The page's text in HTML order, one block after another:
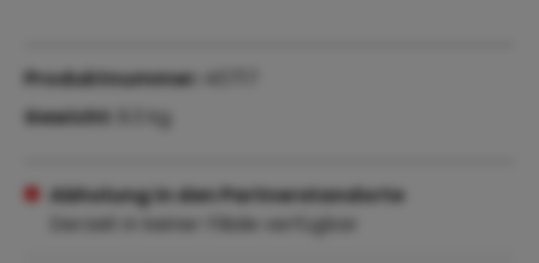
Abholung in den Partnerstandorte
Derzeit in keiner Filiale verfügbar
Produktnummer:
Gewicht:
9.3 kg